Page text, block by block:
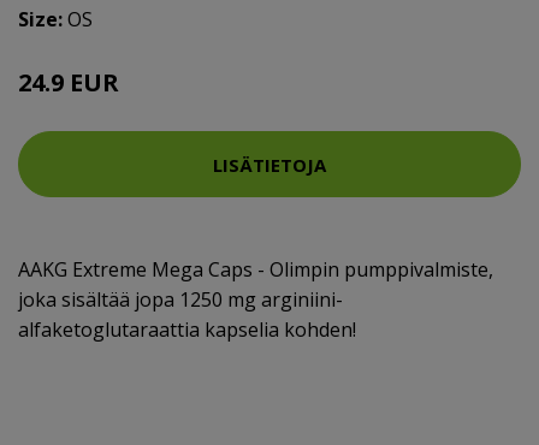
Size:OS
24.9 EUR
LISÄTIETOJA
AAKG Extreme Mega Caps - Olimpin pumppivalmiste,
joka sisältää jopa 1250 mg arginiini-
alfaketoglutaraattia kapselia kohden!